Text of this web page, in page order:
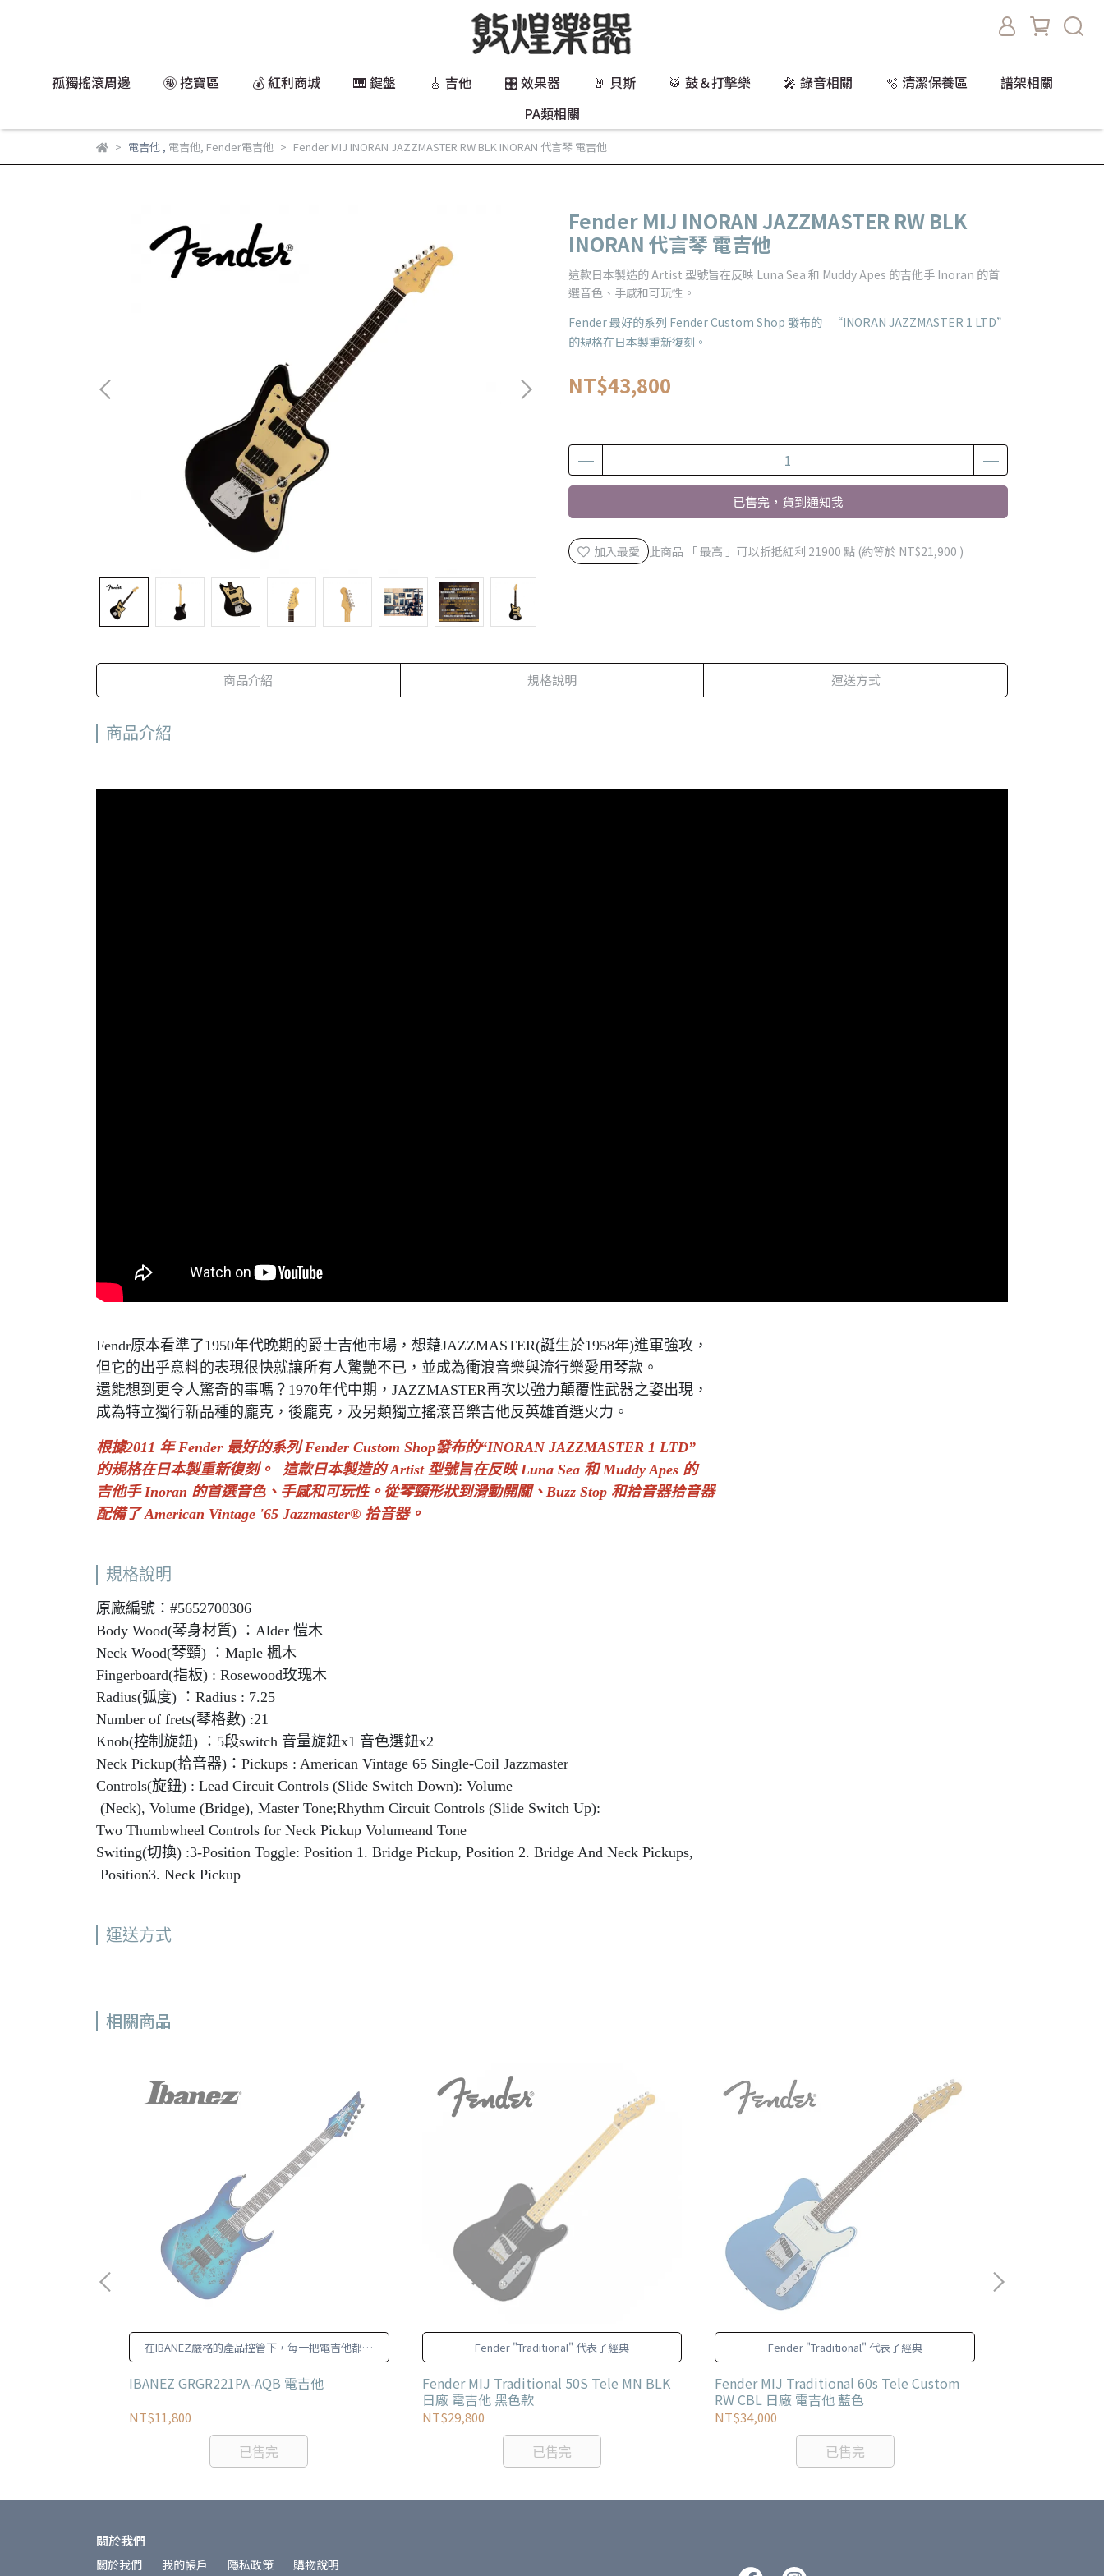
孤獨搖滾周邊 ㊙️ 挖寶區 💰 紅利商城 🎹 鍵盤 🎸 吉他 🎛️ 效果器 🤘 貝斯 🥁 鼓＆打擊樂 🎤 錄音相關 🫧 清潔保養區
譜架相關
PA類相關
電吉他, 電吉他, Fender電吉他 Fender MIJ INORAN JAZZMASTER RW BLK INORAN 代言琴 電吉他
Fender MIJ INORAN JAZZMASTER RW BLK
INORAN 代言琴 電吉他
這款日本製造的 Artist 型號旨在反映 Luna Sea 和 Muddy Apes 的吉他手 Inoran 的首
選音色、手感和可玩性。
Fender 最好的系列 Fender Custom Shop 發布的 “INORAN JAZZMASTER 1 LTD”
的規格在日本製重新復刻。
NT$43,800
已售完，貨到通知我
加入最愛 此商品 「 最高 」可以折抵紅利 21900 點 (約等於 NT$21,900 )
商品介紹 規格說明 運送方式
商品介紹
Fendr原本看準了1950年代晚期的爵士吉他市場，想藉JAZZMASTER(誕生於1958年)進軍強攻，
但它的出乎意料的表現很快就讓所有人驚艷不已，並成為衝浪音樂與流行樂愛用琴款。
還能想到更令人驚奇的事嗎？1970年代中期，JAZZMASTER再次以強力顛覆性武器之姿出現，
成為特立獨行新品種的龐克，後龐克，及另類獨立搖滾音樂吉他反英雄首選火力。
根據2011 年 Fender 最好的系列 Fender Custom Shop發布的“INORAN JAZZMASTER 1 LTD”
的規格在日本製重新復刻。 這款日本製造的 Artist 型號旨在反映 Luna Sea 和 Muddy Apes 的
吉他手 Inoran 的首選音色、手感和可玩性。從琴頸形狀到滑動開關、Buzz Stop 和拾音器拾音器
配備了 American Vintage '65 Jazzmaster® 拾音器。
規格說明
原廠編號：#5652700306
Body Wood(琴身材質) ：Alder 愷木
Neck Wood(琴頸) ：Maple 楓木
Fingerboard(指板) : Rosewood玫瑰木
Radius(弧度) ：Radius : 7.25
Number of frets(琴格數) :21
Knob(控制旋鈕) ：5段switch 音量旋鈕x1 音色選鈕x2
Neck Pickup(拾音器)：Pickups : American Vintage 65 Single-Coil Jazzmaster
Controls(旋鈕) : Lead Circuit Controls (Slide Switch Down): Volume
(Neck), Volume (Bridge), Master Tone;Rhythm Circuit Controls (Slide Switch Up):
Two Thumbwheel Controls for Neck Pickup Volumeand Tone
Switing(切換) :3-Position Toggle: Position 1. Bridge Pickup, Position 2. Bridge And Neck Pickups,
Position3. Neck Pickup
運送方式
相關商品
在IBANEZ嚴格的產品控管下，每一把電吉他都有
穩定且可依賴的品質
IBANEZ GRGR221PA-AQB 電吉他
NT$11,800
已售完
Fender "Traditional" 代表了經典
Fender MIJ Traditional 50S Tele MN BLK
日廠 電吉他 黑色款
NT$29,800
已售完
Fender "Traditional" 代表了經典
Fender MIJ Traditional 60s Tele Custom
RW CBL 日廠 電吉他 藍色
NT$34,000
已售完
關於我們
關於我們 我的帳戶 隱私政策 購物說明